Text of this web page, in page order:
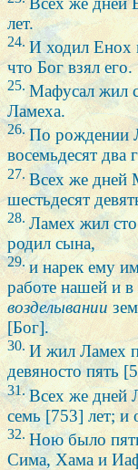
лет.
24. И ходил Енох
что Бог взял его.
25. Мафусал жил
Ламеха.
26.По рождении
восемьдесят два
27. Всех же дней
шестьдесят
28. Ламех жил
родил сына,
29.и нарек ему
работе нашей и
возделывании
[Бог].
30. И жил Ламех
девяносто пять
31.Всех же дней
семь [753] лет; и
32. Ною было
Сима, Хама и